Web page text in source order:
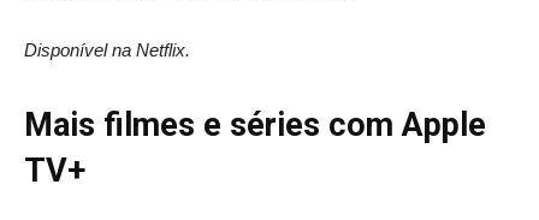
Disponível na Netflix.
Mais filmes e séries com Apple
TV+